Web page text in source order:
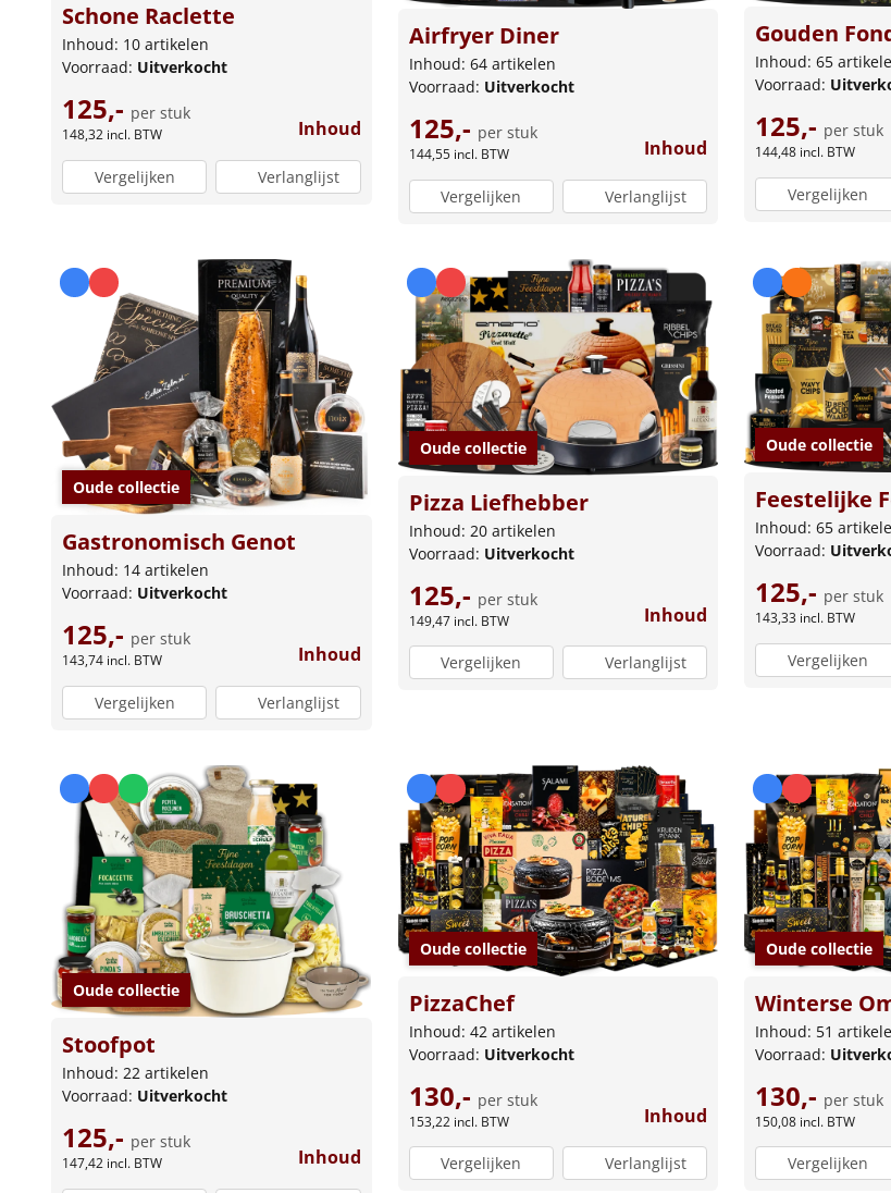
Schone Raclette
Inhoud: 10 artikelen
Voorraad: Uitverkocht
125,- per stuk
148,32 incl. BTW Inhoud
Vergelijken Verlanglijst
Airfryer Diner
Inhoud: 64 artikelen
Voorraad: Uitverkocht
125,- per stuk
144,55 incl. BTW Inhoud
Vergelijken Verlanglijst
Gouden
Inhoud: 65
Voorraad:
125,- per stuk
144,48 incl. BTW
Vergelijken
Oude collectie
Gastronomisch Genot
Inhoud: 14 artikelen
Voorraad: Uitverkocht
125,- per stuk
143,74 incl. BTW Inhoud
Vergelijken Verlanglijst
Oude collectie
Pizza Liefhebber
Inhoud: 20 artikelen
Voorraad: Uitverkocht
125,- per stuk
149,47 incl. BTW Inhoud
Vergelijken Verlanglijst
Oude collectie
Feestelijke
Inhoud: 65
Voorraad:
125,- per stuk
143,33 incl. BTW
Vergelijken
Oude collectie
Stoofpot
Inhoud: 22 artikelen
Voorraad: Uitverkocht
125,- per stuk
147,42 incl. BTW Inhoud
Oude collectie
PizzaChef
Inhoud: 42 artikelen
Voorraad: Uitverkocht
130,- per stuk
153,22 incl. BTW Inhoud
Vergelijken Verlanglijst
Oude collectie
Winterse
Inhoud: 51
Voorraad:
130,- per stuk
150,08 incl. BTW
Vergelijken